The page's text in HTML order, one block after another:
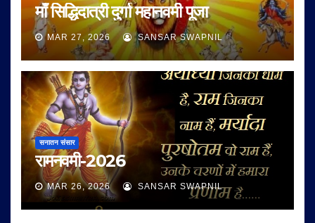
माँ सिद्धिदात्री दुर्गा महानवमी पूजा
MAR 27, 2026 SANSAR SWAPNIL
सनातन संसार
रामनवमी-2026
MAR 26, 2026 SANSAR SWAPNIL